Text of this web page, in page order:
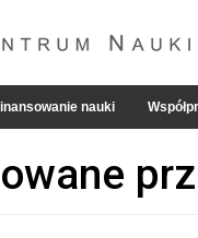
nauki